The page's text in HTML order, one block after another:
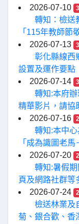
2026-07-10
轉知：檢送
「115年教師節
2026-07-13
彰化縣線西
設置及運作要點
2026-07-14
轉知:本府
精華影片，請協
2026-07-16
轉知:本中
「成為識圖老馬
2026-07-20
轉知:暑假
頁及網路社群等
2026-07-24
檢送林業及
菊、銀合歡、香